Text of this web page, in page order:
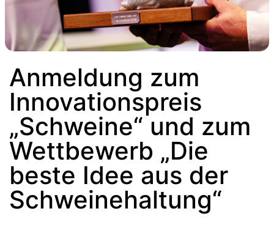
Anmeldung zum
Innovationspreis
„Schweine“ und zum
Wettbewerb „Die
beste Idee aus der
Schweinehaltung“